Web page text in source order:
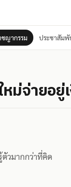
ญากรรม ประชาสัมพั
ม่จ่ายอยู่
ตัวมากกว่าที่คิด